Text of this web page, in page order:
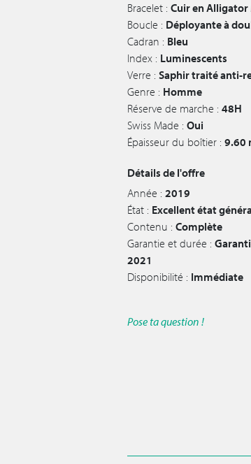
Bracelet : Cuir en Alligator
Boucle : Déployante à
Cadran : Bleu
Index : Luminescents
Verre : Saphir traité anti-
Genre : Homme
Réserve de marche : 48H
Swiss Made : Oui
Épaisseur du boîtier : 9.60
Détails de l'offre
Année : 2019
État : Excellent état
Contenu : Complète
Garantie et durée :
2021
Disponibilité : Immédiate
Pose ta question !